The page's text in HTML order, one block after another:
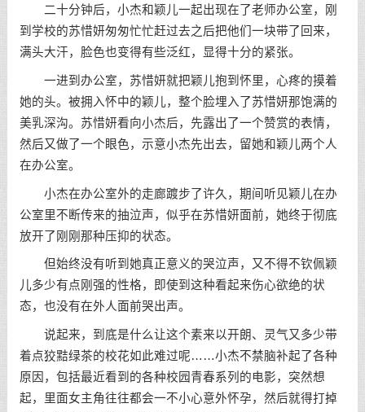
二十分钟后，小杰和颖儿一起出现在了老师办公室，刚
到学校的苏惜妍匆匆忙忙赶过去之后把他们一块带了回来，
满头大汗，脸色也变得有些泛红，显得十分的紧张。
一进到办公室，苏惜妍就把颖儿抱到怀里，心疼的摸着
她的头。被拥入怀中的颖儿，整个脸埋入了苏惜妍那饱满的
美乳深沟。苏惜妍看向小杰后，先露出了一个赞赏的表情，
然后又做了一个眼色，示意小杰先出去，留她和颖儿两个人
在办公室。
小杰在办公室外的走廊踱步了许久，期间听见颖儿在办
公室里不断传来的抽泣声，似乎在苏惜妍面前，她终于彻底
放开了刚刚那种压抑的状态。
但始终没有听到她真正意义的哭泣声，又不得不钦佩颖
儿多少有点刚强的性格，即使到这种看起来伤心欲绝的状
态，也没有在外人面前哭出声。
说起来，到底是什么让这个素来以开朗、灵气又多少带
着点狡黠绿茶的校花如此难过呢……小杰不禁脑补起了各种
原因，包括最近看到的各种校园青春系列的电影，突然想
起，里面女主角往往都会一不小心意外怀孕，然后就得打掉